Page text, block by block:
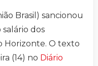
Brasil) sancionou
dos
Horizonte. O texto
(14) no Diário